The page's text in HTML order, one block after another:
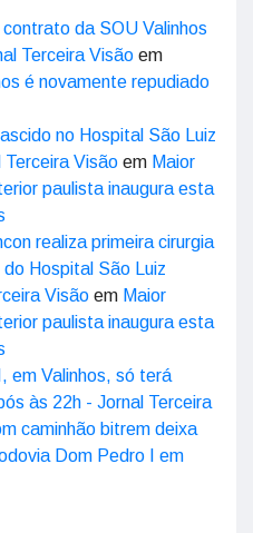
da SOU Valinhos
Terceira Visão em
é novamente repudiado
no Hospital São Luiz
Terceira Visão em Maior
paulista inaugura esta
realiza primeira cirurgia
Hospital São Luiz
Visão em Maior
paulista inaugura esta
em Valinhos, só terá
às 22h - Jornal Terceira
caminhão bitrem deixa
Dom Pedro I em